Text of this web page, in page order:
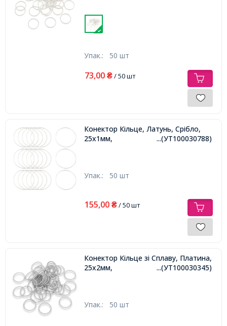
Упак.: 50 шт
73,00 ₴/ 50 шт
Конектор Кільце, Латунь, Срібло,
25х1мм,
...(УТ100030788)
Упак.: 50 шт
155,00 ₴/ 50 шт
Конектор Кільце зі Сплаву, Платина,
25х2мм,
...(УТ100030345)
Упак.: 50 шт